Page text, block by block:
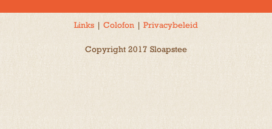
Links | Colofon | Privacybeleid
Copyright 2017 Sloapstee